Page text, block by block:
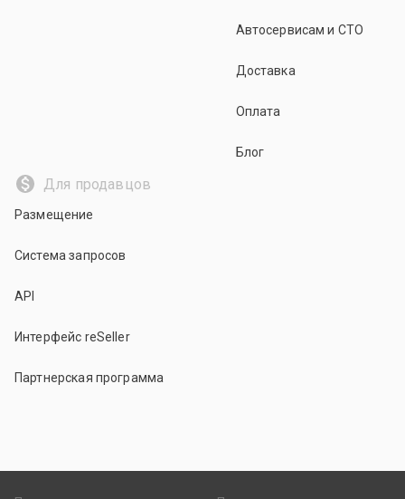
Автосервисам и СТО
Доставка
Оплата
Блог
Для продавцов
Размещение
Система запросов
API
Интерфейс reSeller
Партнерская программа